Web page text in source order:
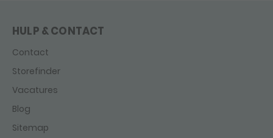
HULP & CONTACT
Contact
Storefinder
Vacatures
Blog
Sitemap